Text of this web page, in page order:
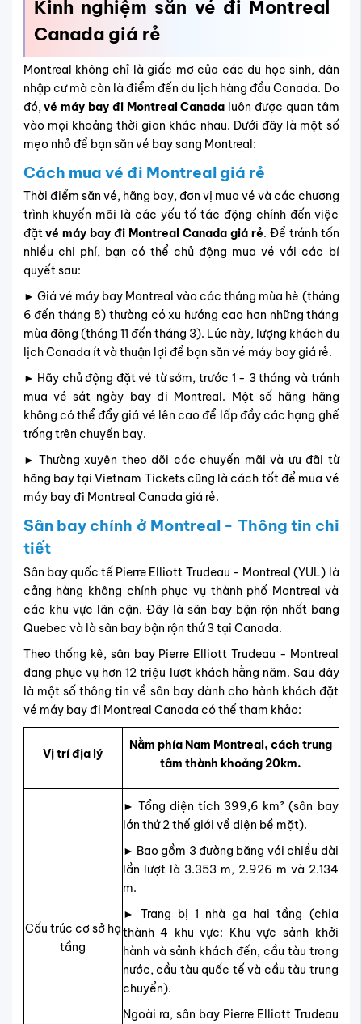
Kinh nghiệm săn vé đi Montreal
Canada giá rẻ
Montreal không chỉ là giấc mơ của các du học sinh, dân
nhập cư mà còn là điểm đến du lịch hàng đầu Canada. Do
đó,vé máy bay đi Montreal Canada luôn được quan tâm
vào mọi khoảng thời gian khác nhau. Dưới đây là một số
mẹo nhỏ để bạn săn vé bay sang Montreal:
Cách mua vé đi Montreal giá rẻ
Thời điểm săn vé, hãng bay, đơn vị mua vé và các chương
trình khuyến mãi là các yếu tố tác động chính đến việc
đặtvé máy bay đi Montreal Canada giá rẻ. Để tránh tốn
nhiều chi phí, bạn có thể chủ động mua vé với các bí
quyết sau:
► Giá vé máy bay Montreal vào các tháng mùa hè (tháng
6 đến tháng 8) thường có xu hướng cao hơn những tháng
mùa đông (tháng 11 đến tháng 3). Lúc này, lượng khách du
lịch Canada ít và thuận lợi để bạn săn vé máy bay giá rẻ.
► Hãy chủ động đặt vé từ sớm, trước 1 - 3 tháng và tránh
mua vé sát ngày bay đi Montreal. Một số hãng hãng
không có thể đẩy giá vé lên cao để lấp đầy các hạng ghế
trống trên chuyến bay.
► Thường xuyên theo dõi các chuyến mãi và ưu đãi từ
hãng bay tại Vietnam Tickets cũng là cách tốt để mua vé
máy bay đi Montreal Canada giá rẻ.
Sân bay chính ở Montreal - Thông tin chi
tiết
Sân bay quốc tế Pierre Elliott Trudeau - Montreal (YUL) là
cảng hàng không chính phục vụ thành phố Montreal và
các khu vực lân cận. Đây là sân bay bận rộn nhất bang
Quebec và là sân bay bận rộn thứ 3 tại Canada.
Theo thống kê, sân bay Pierre Elliott Trudeau - Montreal
đang phục vụ hơn 12 triệu lượt khách hằng năm. Sau đây
là một số thông tin về sân bay dành cho hành khách đặt
vé máy bay đi Montreal Canada có thể tham khảo:
Vị trí địa lý
Nằm phía Nam Montreal, cách trung
tâm thành khoảng 20km.
Cấu trúc cơ sở hạ
tầng
► Tổng diện tích 399,6 km² (sân bay
lớn thứ 2 thế giới về diện bề mặt).
► Bao gồm 3 đường băng với chiều dài
lần lượt là 3.353 m, 2.926 m và 2.134
m.
► Trang bị 1 nhà ga hai tầng (chia
thành 4 khu vực: Khu vực sảnh khởi
hành và sảnh khách đến, cầu tàu trong
nước, cầu tàu quốc tế và cầu tàu trung
chuyển).
Ngoài ra, sân bay Pierre Elliott Trudeau